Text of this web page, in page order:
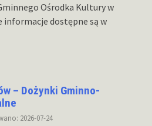
Ośrodka Kultury w
informacje dostępne są w
– Dożynki Gminno-
2026-07-24